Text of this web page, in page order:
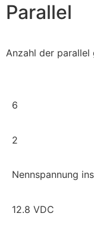
Parallel
Anzahl der parallel
6
2
Nennspannung
12.8 VDC